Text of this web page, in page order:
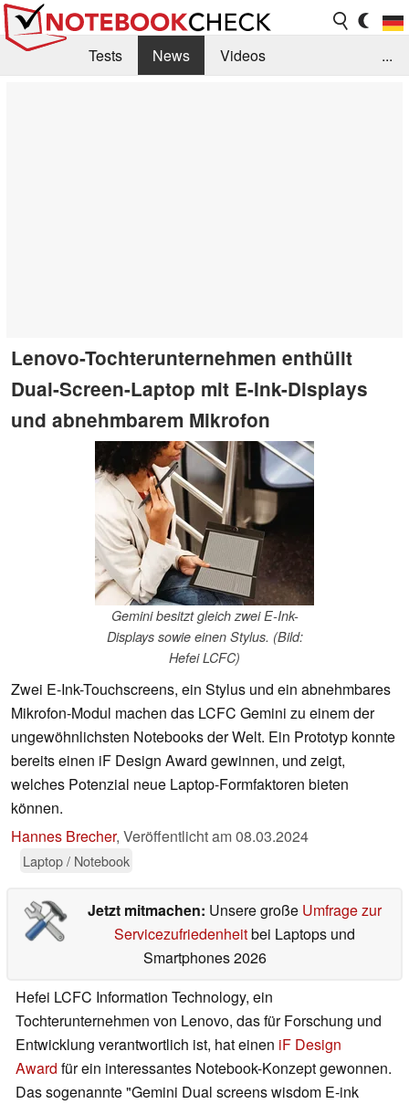
Tests News
Videos
...
Lenovo-Tochterunternehmen enthüllt
Dual-Screen-Laptop mit E-Ink-Displays
und abnehmbarem Mikrofon
Gemini besitzt gleich zwei E-Ink-
Displays sowie einen Stylus. (Bild:
Hefei LCFC)
Zwei E-Ink-Touchscreens, ein Stylus und ein abnehmbares
Mikrofon-Modul machen das LCFC Gemini zu einem der
ungewöhnlichsten Notebooks der Welt. Ein Prototyp konnte
bereits einen iF Design Award gewinnen, und zeigt,
welches Potenzial neue Laptop-Formfaktoren bieten
können.
Hannes Brecher, Veröffentlicht am08.03.2024
Laptop / Notebook
Jetzt mitmachen: Unsere große Umfrage zur
Servicezufriedenheitbei Laptops und
Smartphones 2026
Hefei LCFC Information Technology, ein
Tochterunternehmen von Lenovo, das für Forschung und
Entwicklung verantwortlich ist, hat einen iF Design
Award für ein interessantes Notebook-Konzept gewonnen.
Das sogenannte "Gemini Dual screens wisdom E-ink